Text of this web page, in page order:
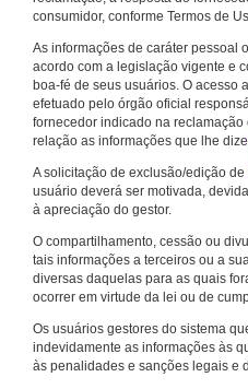
consumidor, conforme Termos de
As informações de caráter pessoal
acordo com a legislação vigente e
boa-fé de seus usuários. O acesso
efetuado pelo órgão oficial
fornecedor indicado na
relação as informações que lhe
A solicitação de exclusão/edição
usuário deverá ser motivada,
à apreciação do gestor.
O compartilhamento, cessão ou
tais informações a terceiros ou a
diversas daquelas para as quais
ocorrer em virtude da lei ou de
Os usuários gestores do sistema
indevidamente as informações às
às penalidades e sanções legais e